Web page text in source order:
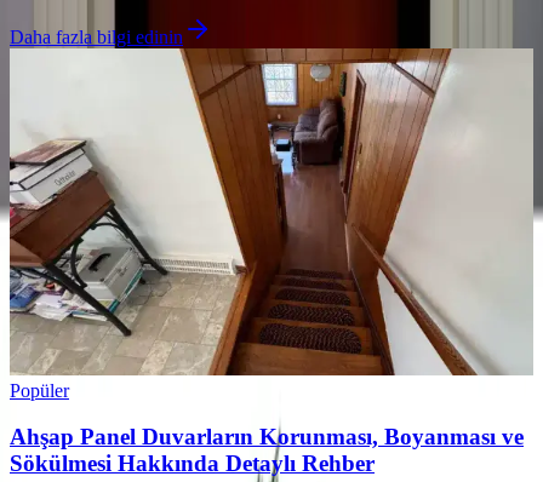
Daha fazla bilgi edinin
Popüler
Ahşap Panel Duvarların Korunması, Boyanması ve
Sökülmesi Hakkında Detaylı Rehber